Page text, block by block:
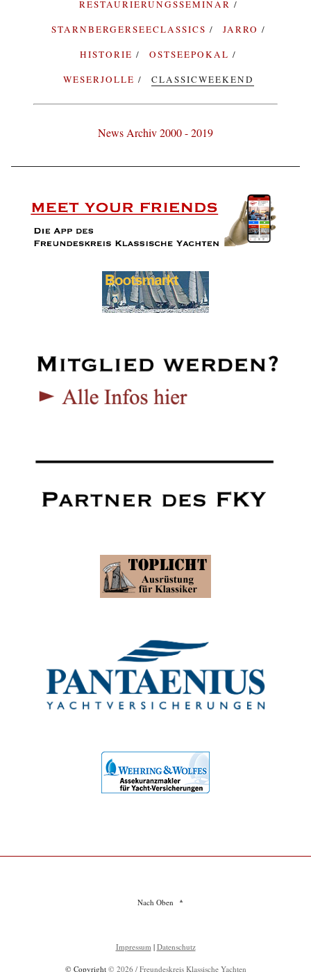
RESTAURIERUNGSSEMINAR
STARNBERGERSEECLASSICS
JARRO
HISTORIE
OSTSEEPOKAL
WESERJOLLE
CLASSICWEEKEND
News Archiv 2000 - 2019
Nach Oben
Impressum | Datenschutz
© Copyright © 2026 / Freundeskreis Klassische Yachten